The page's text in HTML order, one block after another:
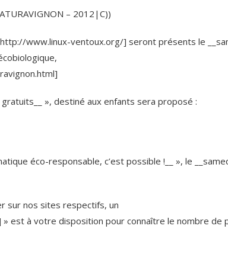
– 2012|C))
www.linux-ventoux.org/] seront présents le
», destiné aux enfants sera proposé :
éco-responsable, c’est possible !__ », le
sur nos sites respectifs, un
est à votre disposition pour connaître le nombre de